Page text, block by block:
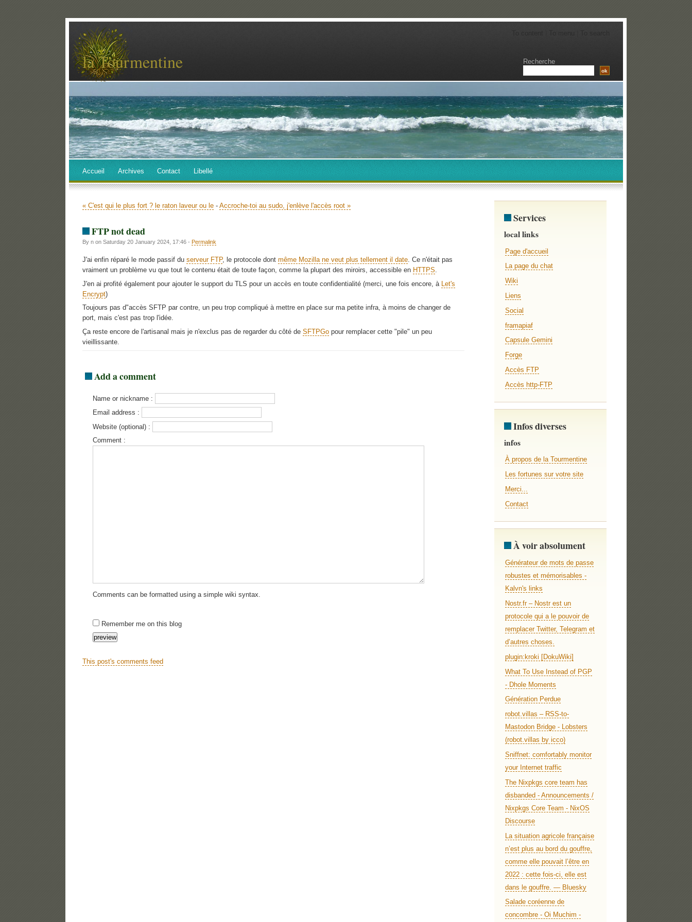
la Tourmentine Recherche
Accueil Archives Contact Libellé
« C'est qui le plus fort ? le raton laveur ou le - Accroche-toi au sudo, j'enlève l'accès root »
FTP not dead
By n on Saturday 20 January 2024, 17:46 - Permalink
J'ai enfin réparé le mode passif du serveur FTP, le protocole dont même Mozilla ne veut plus tellement il date. Ce n'était pas
vraiment un problème vu que tout le contenu était de toute façon, comme la plupart des miroirs, accessible en HTTPS.
J'en ai profité également pour ajouter le support du TLS pour un accès en toute confidentialité (merci, une fois encore, à
Let's
Encrypt)
Toujours pas d"accès SFTP par contre, un peu trop compliqué à mettre en place sur ma petite infra, à moins de changer de
port, mais c'est pas trop l'idée.
Ça reste encore de l'artisanal mais je n'exclus pas de regarder du côté de SFTPGo pour remplacer cette "pile" un peu
vieillissante.
Add a comment
Name or nickname :
Email address :
Website (optional) :
Comment :
Comments can be formatted using a simple wiki syntax.
Remember me on this blog
This post's comments feed
Services
local links
Page d'accueil
La page du chat
Wiki
Liens
Social
framapiaf
Capsule Gemini
Forge
Accès FTP
Accès http-FTP
Infos diverses
infos
À propos de la Tourmentine
Les fortunes sur votre site
Merci...
Contact
À voir absolument
Générateur de mots de passe
robustes et mémorisables -
Kalvn's links
Nostr.fr – Nostr est un
protocole qui a le pouvoir de
remplacer Twitter, Telegram et
d’autres choses.
plugin:kroki [DokuWiki]
What To Use Instead of PGP
- Dhole Moments
Génération Perdue
robot.villas – RSS-to-
Mastodon Bridge - Lobsters
(robot.villas by icco)
Sniffnet: comfortably monitor
your Internet traffic
The Nixpkgs core team has
disbanded - Announcements /
Nixpkgs Core Team - NixOS
Discourse
La situation agricole française
n’est plus au bord du gouffre,
comme elle pouvait l’être en
2022 : cette fois-ci, elle est
dans le gouffre. — Bluesky
Salade coréenne de
concombre - Oi Muchim -